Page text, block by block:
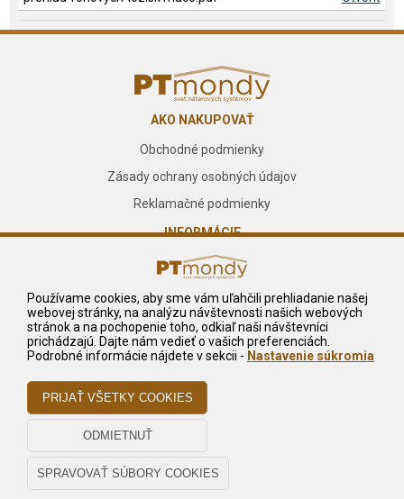
AKO NAKUPOVAŤ
Obchodné podmienky
Zásady ochrany osobných údajov
Reklamačné podmienky
INFORMÁCIE
O nás
Služby
NA STIAHNUTIE
Odstúpiť od zmluvy tu
Odstúpenie od zmluvy - pdf
Používame cookies, aby sme vám uľahčili prehliadanie našej
webovej stránky, na analýzu návštevnosti našich webových
stránok a na pochopenie toho, odkiaľ naši návštevníci
prichádzajú. Dajte nám vedieť o vašich preferenciách.
Podrobné informácie nájdete v sekcii - Nastavenie súkromia